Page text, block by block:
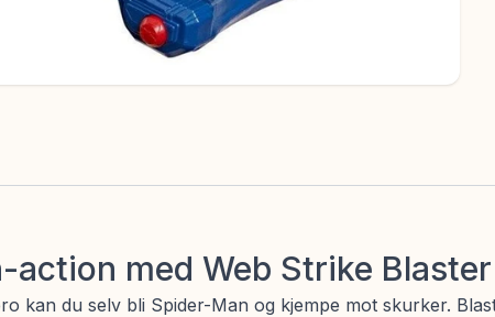
action med Web Strike Blaster
kan du selv bli Spider-Man og kjempe mot skurker.